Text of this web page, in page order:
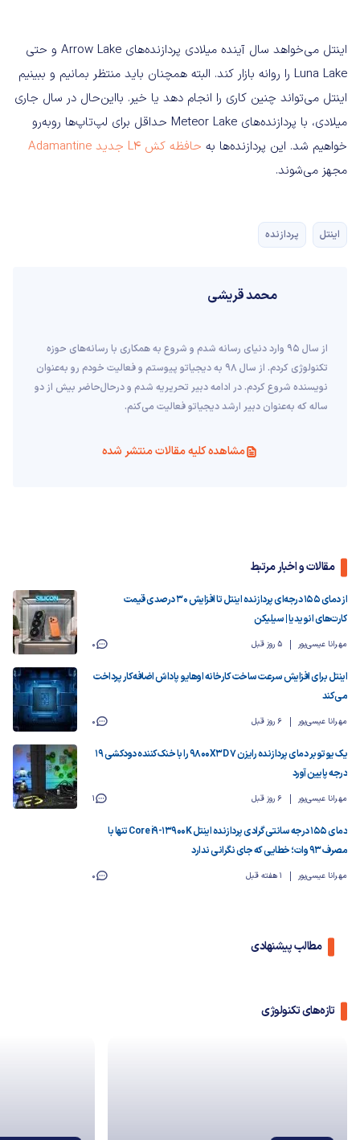
اینتل می‌خواهد سال آینده میلادی پردازنده‌های Arrow Lake و حتی
Luna Lake را روانه بازار کند. البته همچنان باید منتظر بمانیم و ببینیم
اینتل می‌تواند چنین کاری را انجام دهد یا خیر. بااین‌حال در سال جاری
میلادی، با پردازنده‌های Meteor Lake حداقل برای لپ‌تاپ‌ها روبه‌رو
خواهیم شد. این پردازنده‌ها به حافظه کش L4 جدید Adamantine
مجهز می‌شوند.
اینتل پردازنده
محمد قریشی
از سال ۹۵ وارد دنیای رسانه‌ شدم و شروع به همکاری با رسانه‌های حوزه
تکنولوژی کردم. از سال ۹۸ به دیجیاتو پیوستم و فعالیت خودم رو به‌عنوان
نویسنده شروع کردم. در ادامه دبیر تحریریه شدم و درحال‌حاضر بیش از دو
ساله که به‌عنوان دبیر ارشد دیجیاتو فعالیت می‌کنم.
مشاهده کلیه مقالات منتشر شده
مقالات و اخبار مرتبط
از دمای ۱۵۵ درجه‌ای پردازنده اینتل تا افزایش ۳۰ درصدی قیمت
کارت‌های انویدیا | سیلیکن
مهرانا عیسی‌پور 5 روز قبل 0
اینتل برای افزایش سرعت ساخت کارخانه اوهایو پاداش اضافه‌کار پرداخت
می‌کند
مهرانا عیسی‌پور 6 روز قبل 0
یک یوتوبر دمای پردازنده رایزن 7 9800X3D را با خنک‌کننده دودکشی ۱۹
درجه پایین آورد
مهرانا عیسی‌پور 6 روز قبل 1
دمای ۱۵۵ درجه سانتی‌گرادی پردازنده اینتل Core i9-13900K تنها با
مصرف ۹۳ وات؛ خطایی که جای نگرانی ندارد
مهرانا عیسی‌پور 1 هفته قبل 0
مطالب پیشنهادی
تازه‌های تکنولوژی